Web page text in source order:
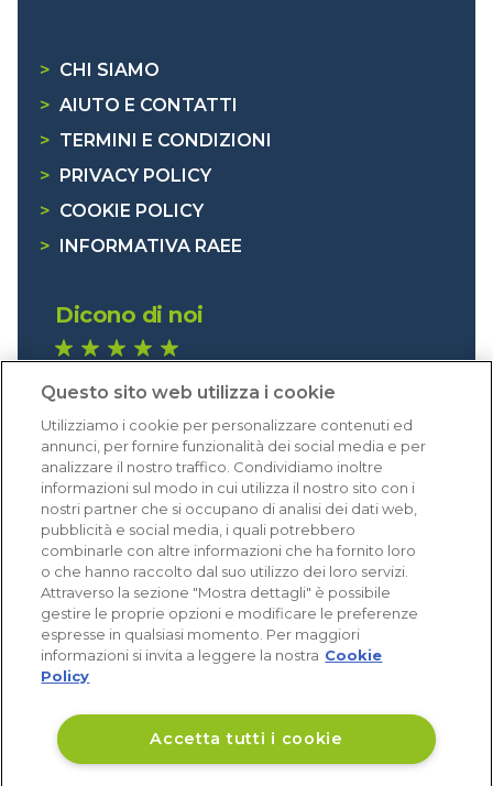
> CHI SIAMO
> AIUTO E CONTATTI
> TERMINI E CONDIZIONI
>
PRIVACY POLICY
> COOKIE POLICY
>
INFORMATIVA RAEE
Dicono di noi
Eccellente (4,8)
Acquisti verificati
Questo sito web utilizza i cookie
Utilizziamo i cookie per personalizzare contenuti ed
annunci, per fornire funzionalità dei social media e per
analizzare il nostro traffico. Condividiamo inoltre
informazioni sul modo in cui utilizza il nostro sito con i
nostri partner che si occupano di analisi dei dati web,
pubblicità e social media, i quali potrebbero
combinarle con altre informazioni che ha fornito loro
o che hanno raccolto dal suo utilizzo dei loro servizi.
Attraverso la sezione "Mostra dettagli" è possibile
gestire le proprie opzioni e modificare le preferenze
espresse in qualsiasi momento. Per maggiori
informazioni si invita a leggere la nostra Cookie
Policy
Accetta tutti i cookie